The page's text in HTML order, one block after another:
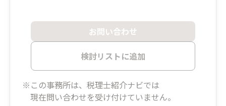
お問い合わせ
検討リストに追加
※この事務所は、税理士紹介ナビでは
現在問い合わせを受け付けていません。